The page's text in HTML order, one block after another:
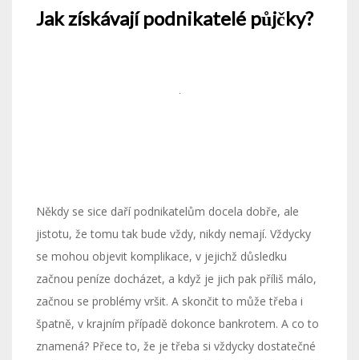
Jak získávají podnikatelé půjčky?
Někdy se sice daří podnikatelům docela dobře, ale
jistotu, že tomu tak bude vždy, nikdy nemají. Vždycky
se mohou objevit komplikace, v jejichž důsledku
začnou peníze docházet, a když je jich pak příliš málo,
začnou se problémy vršit. A skončit to může třeba i
špatně, v krajním případě dokonce bankrotem. A co to
znamená? Přece to, že je třeba si vždycky dostatečné